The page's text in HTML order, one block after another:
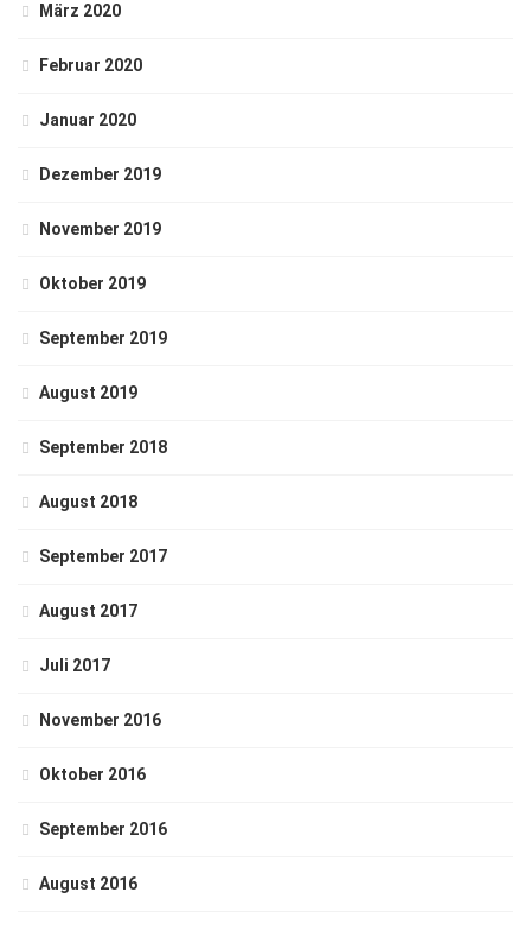
März 2020
Februar 2020
Januar 2020
Dezember 2019
November 2019
Oktober 2019
September 2019
August 2019
September 2018
August 2018
September 2017
August 2017
Juli 2017
November 2016
Oktober 2016
September 2016
August 2016